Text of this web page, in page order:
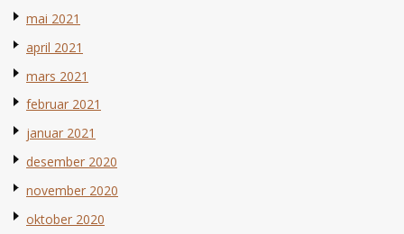
mai 2021
april 2021
mars 2021
februar 2021
januar 2021
desember 2020
november 2020
oktober 2020